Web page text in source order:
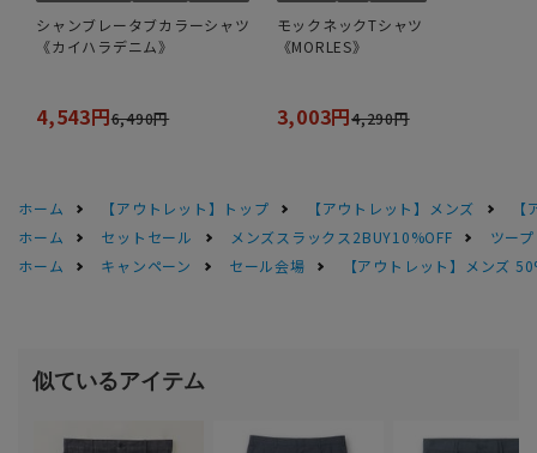
シャンブレータブカラーシャツ
《カイハラデニム》
4,543円6,490円
モックネックTシャツ
《MORLES》
3,003円4,290円
ホーム 【アウトレット】トップ 【アウトレット】メンズ
ホーム
セットセール メンズスラックス2BUY10%OFF
ツー
ホーム
キャンペーン セール会場 【アウトレット】メンズ